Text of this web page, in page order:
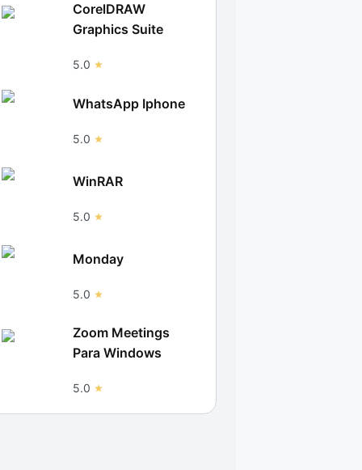
CorelDRAW
Graphics Suite
5.0
WhatsApp Iphone
5.0
WinRAR
5.0
Monday
5.0
Zoom Meetings
Para Windows
5.0